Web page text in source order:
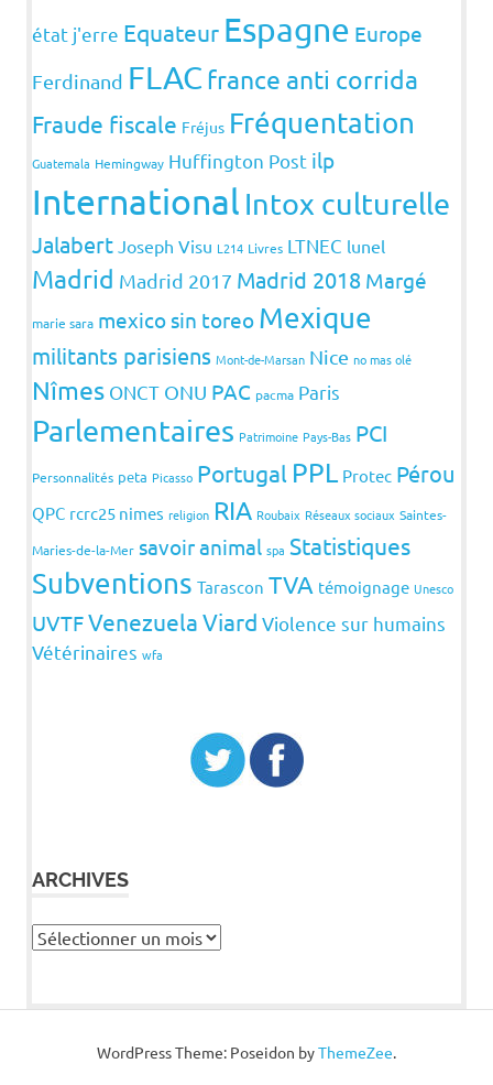
état j'erre Equateur Espagne Europe
Ferdinand FLAC france anti corrida
Fraude fiscale Fréjus Fréquentation
Guatemala Hemingway Huffington Post ilp
International Intox culturelle
Jalabert Joseph Visu L214 Livres LTNEC lunel
Madrid Madrid 2017 Madrid 2018 Margé
marie sara mexico sin toreo Mexique
militants parisiens Mont-de-Marsan Nice no mas olé
Nîmes ONCT ONU PAC pacma Paris
Parlementaires Patrimoine Pays-Bas PCI
Personnalités peta Picasso Portugal PPL Protec Pérou
QPC rcrc25 nimes religion RIA Roubaix Réseaux sociaux Saintes-
Maries-de-la-Mer savoir animal spa Statistiques
Subventions Tarascon TVA témoignage Unesco
UVTFVenezuelaViard Violence sur humains
Vétérinaires wfa
ARCHIVES
Archives
WordPress Theme: Poseidon byThemeZee.